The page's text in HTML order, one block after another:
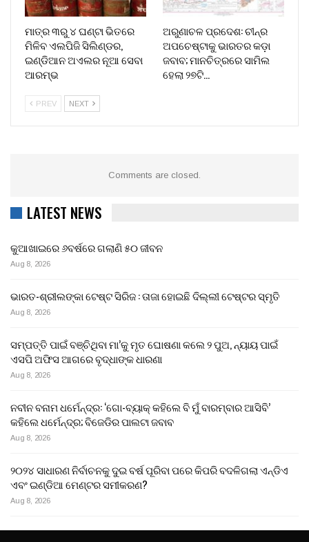
ମାତ୍ର ୩ରୁ ୪ ଘଣ୍ଟା ଭିତରେ
ମିଳିବ ଏଲପିଜି ସିଲିଣ୍ଡର,
ଇଣ୍ଡିଆନ ଅଏଲର ନୂଆ ସେବା
ଆରମ୍ଭ
ଅରୁଣାଚଳ ପ୍ରଦେଶ: ଚୀନ୍‌ର
ଅପଚେଷ୍ଟାକୁ ଭାରତର କଡ଼ା
ଜବାବ; ମାନଚିତ୍ରରେ ସାମିଲ
ହେଲା ୨୭ଟି…
PREV NEXT
Comments are closed.
LATEST NEWS
କୁଆଖାଇରେ ୬ବର୍ଷରେ ଗଲାଣି ୫୦ ଜୀବନ
Aug 8, 2026
ଭାରତ-ଶ୍ରୀଲଙ୍କା ଟେଷ୍ଟ ସିରିଜ : ତାଜା ହୋଇଛି ଦିଲ୍ଲୀ ଟେଷ୍ଟର ସ୍ମୃତି
Aug 8, 2026
ସମ୍ପତ୍ତି ପାଇଁ ବଞ୍ଚିଥିବା ମା’କୁ ମୃତ ଘୋଷଣା କଲେ ୨ ପୁଅ, ନ୍ୟାୟ ପାଇଁ
ଏସପି ଅଫିସ ଆଗରେ ବୃଦ୍ଧାଙ୍କ ଧାରଣା
Aug 8, 2026
ନବୀନ ବନାମ ଧର୍ମେନ୍ଦ୍ର: ‘ଗୋ-ବ୍ୟାକ୍ କହିଲେ ବି ମୁଁ ବାରମ୍ବାର ଆସିବି’
କହିଲେ ଧର୍ମେନ୍ଦ୍ର; ବିଜେଡିର ପାଲଟା ଜବାବ
Aug 8, 2026
୨୦୨୪ ସାଧାରଣ ନିର୍ବାଚନକୁ ଦୁଇ ବର୍ଷ ପୂରିବା ପରେ କିପରି ବଦଳିଗଲା ଏନ୍‌ଡିଏ
ଏବଂ ଇଣ୍ଡିଆ ମେଣ୍ଟର ସମୀକରଣ?
Aug 8, 2026